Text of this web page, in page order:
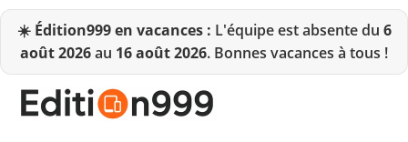
☀️ Édition999 en vacances : L'équipe est absente du 6
août 2026au 16 août 2026. Bonnes vacances à tous !